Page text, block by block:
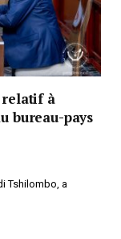
relatif à
bureau-pays
Tshilombo, a